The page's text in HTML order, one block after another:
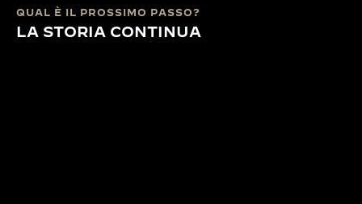
QUAL È IL PROSSIMO PASSO?
LA STORIA CONTINUA